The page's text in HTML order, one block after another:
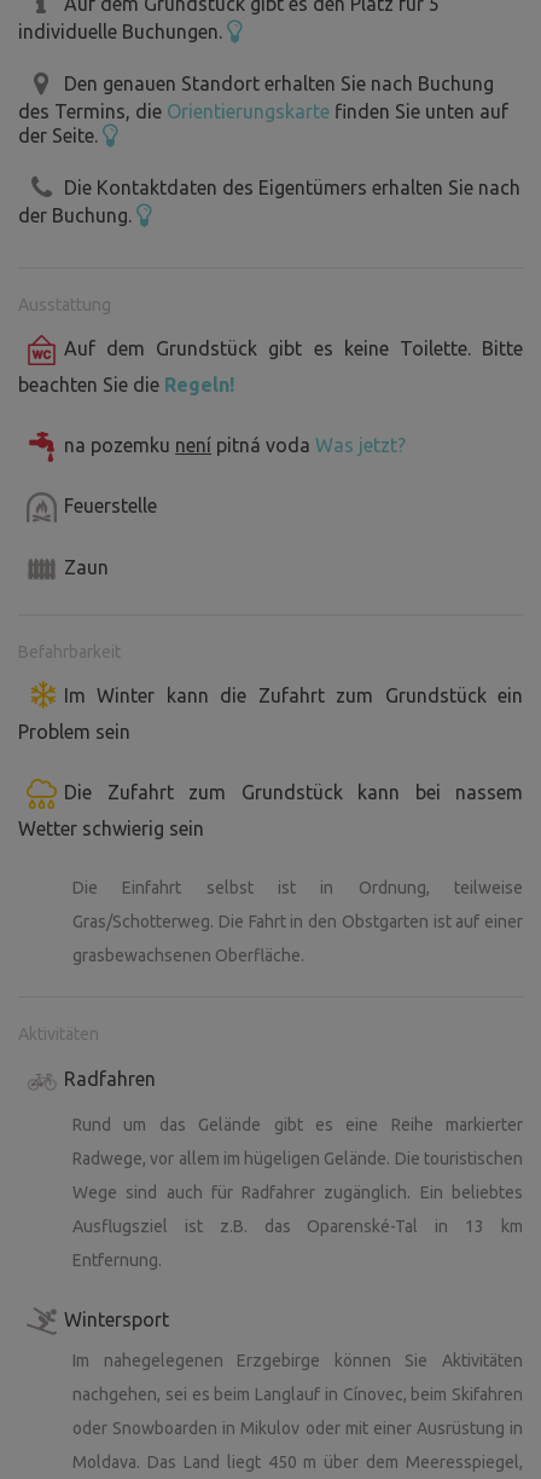
Wir freuen uns auf Ihren Besuch und hoffen, dass Sie die
werden.
individuelle Buchungen.
Den genauen Standort erhalten Sie nach Buchung
des Termins, die Orientierungskarte finden Sie unten auf
der Seite.
Die Kontaktdaten des Eigentümers erhalten Sie nach
der Buchung.
Ausstattung
Auf dem Grundstück gibt es keine Toilette. Bitte
beachten Sie die Regeln!
na pozemku není pitná voda Was jetzt?
Feuerstelle
Zaun
Befahrbarkeit
Im Winter kann die Zufahrt zum Grundstück ein
Problem sein
Die Zufahrt zum Grundstück kann bei nassem
Wetter schwierig sein
Die Einfahrt selbst ist in Ordnung, teilweise
Gras/Schotterweg. Die Fahrt in den Obstgarten ist auf einer
grasbewachsenen Oberfläche.
Aktivitäten
Radfahren
Rund um das Gelände gibt es eine Reihe markierter
Radwege, vor allem im hügeligen Gelände. Die touristischen
Wege sind auch für Radfahrer zugänglich. Ein beliebtes
Ausflugsziel ist z.B. das Oparenské-Tal in 13 km
Entfernung.
Wintersport
Im nahegelegenen Erzgebirge können Sie Aktivitäten
nachgehen, sei es beim Langlauf in Cínovec, beim Skifahren
oder Snowboarden in Mikulov oder mit einer Ausrüstung in
Moldava. Das Land liegt 450 m über dem Meeresspiegel,